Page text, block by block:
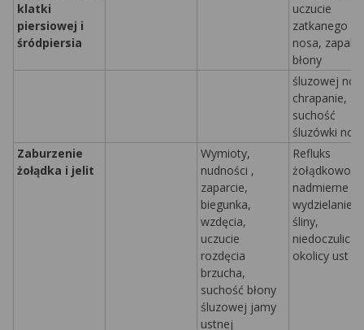
klatki
piersiowej i
śródpiersia
uczucie
zatkanego
nosa,
błony
śluzowej
chrapanie,
suchość
śluzówki
Zaburzenie
żołądka i jelit
Wymioty,
nudności ,
zaparcie,
biegunka,
wzdęcia,
uczucie
rozdęcia
brzucha,
suchość błony
śluzowej jamy
ustnej
Refluks
nadmierne
wydzielanie
śliny,
niedoczulica
okolicy ust